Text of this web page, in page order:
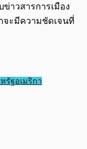
าวสารการเมือง
จะมีความชัดเจนที่
รัฐอเมริกา